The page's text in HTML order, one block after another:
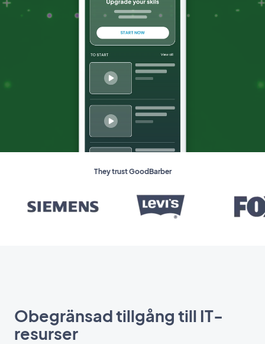
They trust GoodBarber
Obegränsad tillgång till IT-
resurser